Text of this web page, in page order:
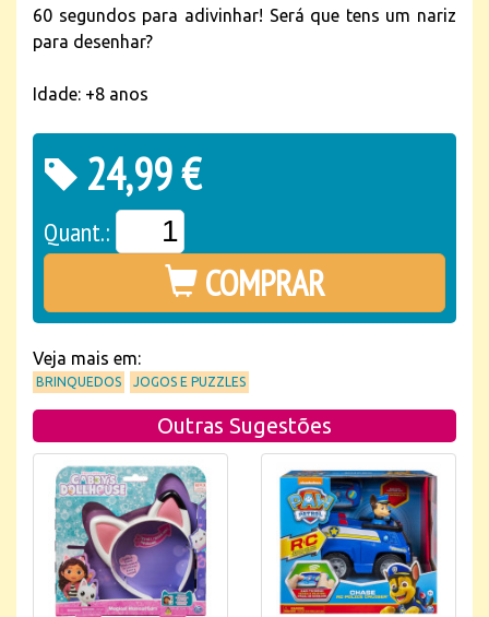
60 segundos para adivinhar! Será que tens um nariz
para desenhar?
Idade: +8 anos
24,99 €
Quant.:
COMPRAR
Veja mais em:
BRINQUEDOS JOGOS E PUZZLES
Outras Sugestões